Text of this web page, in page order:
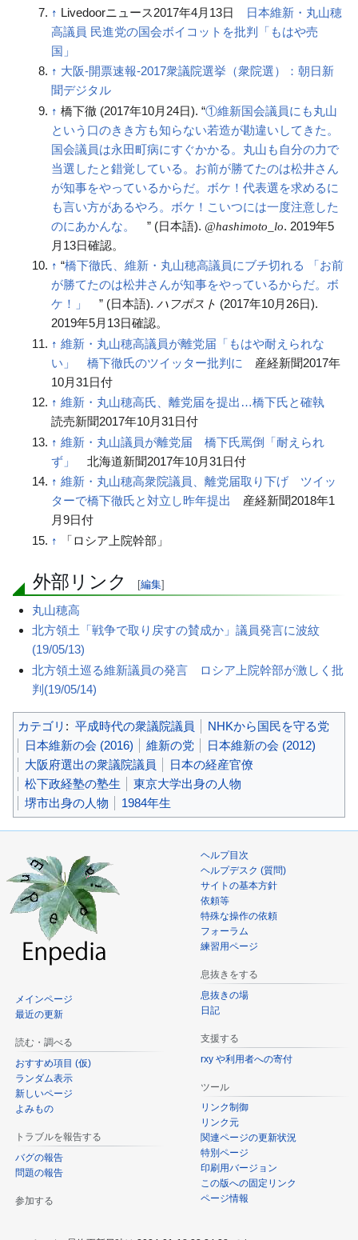
↑ Livedoorニュース2017年4月13日 日本維新・丸山穂
高議員 民進党の国会ボイコットを批判「もはや売
国」
↑ 大阪-開票速報-2017衆議院選挙（衆院選）：朝日新
聞デジタル
↑ 橋下徹 (2017年10月24日). “①維新国会議員にも丸山
という口のきき方も知らない若造が勘違いしてきた。
国会議員は永田町病にすぐかかる。丸山も自分の力で
当選したと錯覚している。お前が勝てたのは松井さん
が知事をやっているからだ。ボケ！代表選を求めるに
も言い方があるやろ。ボケ！こいつには一度注意した
のにあかんな。
” (日本語). @hashimoto_lo. 2019年5
月13日確認。
↑ “橋下徹氏、維新・丸山穂高議員にブチ切れる 「お前
が勝てたのは松井さんが知事をやっているからだ。ボ
ケ！」
” (日本語).ハフポスト (2017年10月26日).
2019年5月13日確認。
↑ 維新・丸山穂高議員が離党届「もはや耐えられな
い」 橋下徹氏のツイッター批判に
産経新聞2017年
10月31日付
↑ 維新・丸山穂高氏、離党届を提出…橋下氏と確執
読売新聞2017年10月31日付
↑ 維新・丸山議員が離党届 橋下氏罵倒「耐えられ
ず」
北海道新聞2017年10月31日付
↑ 維新・丸山穂高衆院議員、離党届取り下げ ツイッ
ターで橋下徹氏と対立し昨年提出
産経新聞2018年1
月9日付
↑
「ロシア上院幹部」
外部リンク [編集]
丸山穂高
北方領土「戦争で取り戻すの賛成か」議員発言に波紋
(19/05/13)
北方領土巡る維新議員の発言 ロシア上院幹部が激しく批
判(19/05/14)
カテゴリ : 平成時代の衆議院議員
NHKから国民を守る党
日本維新の会 (2016)
維新の党
日本維新の会 (2012)
大阪府選出の衆議院議員
日本の経産官僚
松下政経塾の塾生
東京大学出身の人物
堺市出身の人物
1984年生
メインページ
最近の更新
読む・調べる
おすすめ項目 (仮)
ランダム表示
新しいページ
よみもの
トラブルを報告する
バグの報告
問題の報告
参加する
ヘルプ目次
ヘルプデスク (質問)
サイトの基本方針
依頼等
特殊な操作の依頼
フォーラム
練習用ページ
息抜きをする
息抜きの場
日記
支援する
rxy や利用者への寄付
ツール
リンク制御
リンク元
関連ページの更新状況
特別ページ
印刷用バージョン
この版への固定リンク
ページ情報